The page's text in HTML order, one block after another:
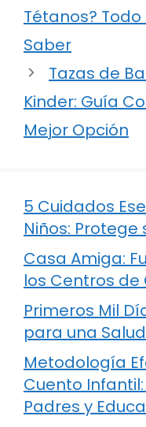
Tétanos?
Saber
Tazas de
Kinder: Guía
Mejor Opción
5 Cuidados
Niños: Protege
Casa Amiga:
los Centros de
Primeros Mil
para una
Metodología
Cuento
Padres y